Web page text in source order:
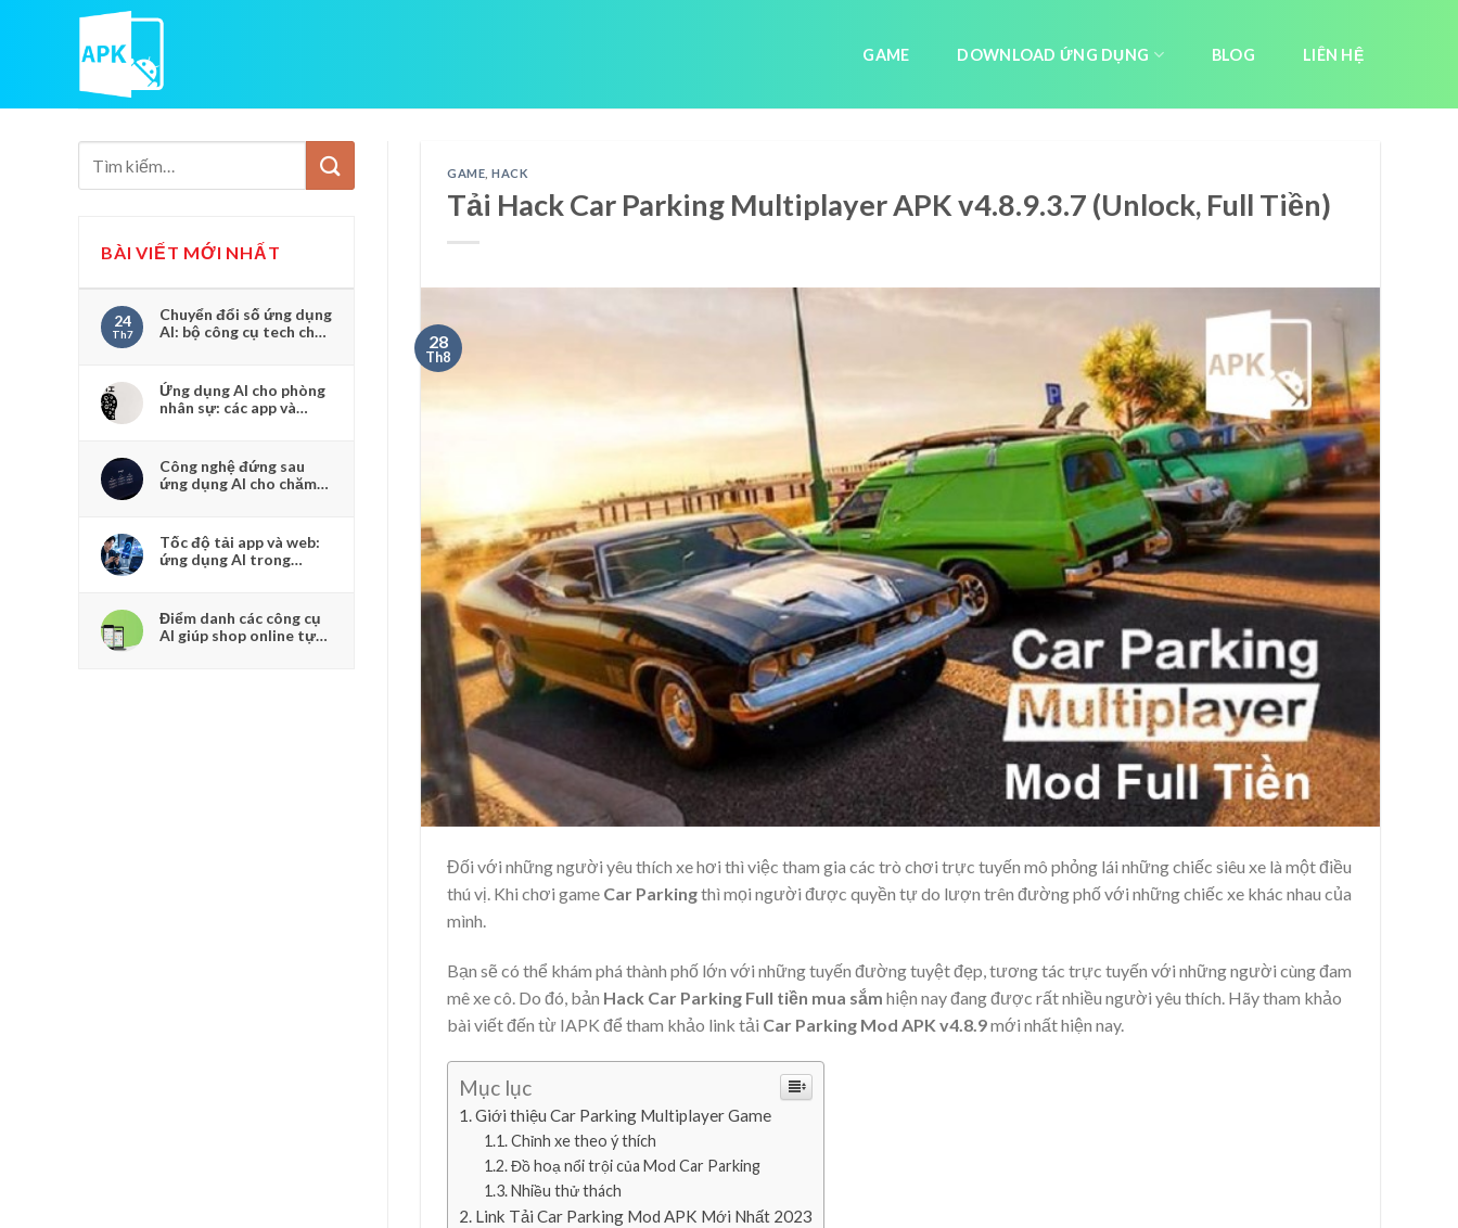
GAME DOWNLOAD ỨNG DỤNG BLOG LIÊN HỆ
BÀI VIẾT MỚI NHẤT
24
Th7
Chuyển đổi số ứng dụng
AI: bộ công cụ tech cho
Ứng dụng AI cho phòng
nhân sự: các app và
Công nghệ đứng sau
ứng dụng AI cho chăm
cảm xúc người dùng
Tốc độ tải app và web:
ứng dụng AI trong
bỏ
Điểm danh các công cụ
AI giúp shop online tự
GAME ,HACK
Tải Hack Car Parking Multiplayer APK v4.8.9.3.7 (Unlock, Full Tiền)
28
Th8
Đối với những người yêu thích xe hơi thì việc tham gia các trò chơi trực tuyến mô phỏng lái những chiếc siêu xe là một điều
thú vị. Khi chơi game Car Parkingthì mọi người được quyền tự do lượn trên đường phố với những chiếc xe khác nhau của
mình.
Bạn sẽ có thể khám phá thành phố lớn với những tuyến đường tuyệt đẹp, tương tác trực tuyến với những người cùng đam
mê xe cô. Do đó, bản Hack Car Parking Full tiền mua sắm hiện nay đang được rất nhiều người yêu thích. Hãy tham khảo
bài viết đến từ IAPK để tham khảo link tải Car Parking Mod APK v4.8.9mới nhất hiện nay.
Mục lục
Giới thiệu Car Parking Multiplayer Game
Chỉnh xe theo ý thích
Đồ hoạ nổi trội của Mod Car Parking
Nhiều thử thách
Link Tải Car Parking Mod APK Mới Nhất 2023